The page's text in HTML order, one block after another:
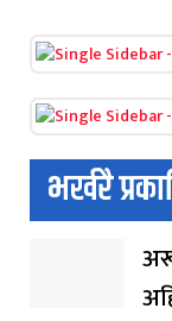
भर्खरै